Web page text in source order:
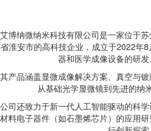
艾博纳微纳米科技有限公司是一家位于
省淮安市的高科技企业，成立于2022年
器和医学成像设备的研发
其产品涵盖显微成像解决方案、真空与
从基础光学显微镜到先进的纳
公司还致力于新一代人工智能驱动的科
材料电子器件（如石墨烯芯片）的应用